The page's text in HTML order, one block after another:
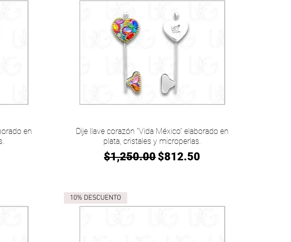
en
Vista rápida
Dije llave corazón "Vida México" elaborado en
plata, cristales y microperlas.
Precio
$1,250.00Precio de oferta
$812.50
10% DESCUENTO